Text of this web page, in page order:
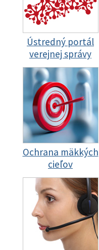
Ústredný portál
verejnej správy
Ochrana mäkkých
cieľov